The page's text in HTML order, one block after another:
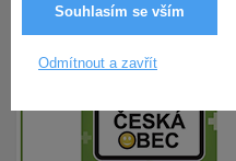
Souhlasím se vším
Odmítnout a zavřít